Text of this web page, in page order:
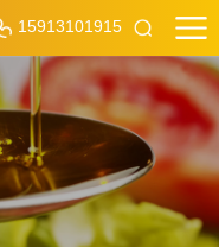
15913101915